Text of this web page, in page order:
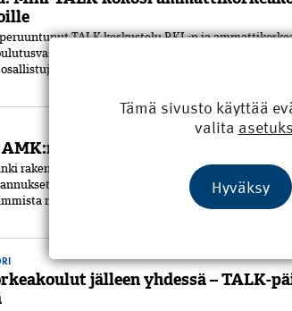
TALK-keskustelu RKL:n ja
kanssa muuttui virtuaaliseksi.
12 ammattikorkeak...
Myllypuron kampus
rakentaa kampuksen Metropolia
ovat noin 165 miljoonaa euroa. Kyseessä on
meneillään olevist...
jälleen yhdessä – TALK-
Tämä sivusto käyttää
valita
Hyväksy